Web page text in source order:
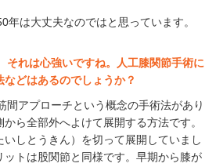
年は大丈夫なのではと思っています。
れは心強いですね。人工膝関節手術に
どはあるのでしょうか？
間アプローチという概念の手術法があり
ら全部外へよけて展開する方法です。
いしとうきん）を切って展開していまし
ットは股関節と同様です。早期から膝が